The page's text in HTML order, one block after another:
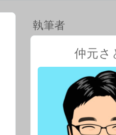
執筆者
仲元さ